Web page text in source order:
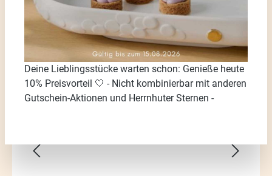
Bildergalerie überspringen
Deine Lieblingsstücke warten schon: Genieße heute
10% Preisvorteil 🤍 - Nicht kombinierbar mit anderen
Gutschein-Aktionen und Herrnhuter Sternen -